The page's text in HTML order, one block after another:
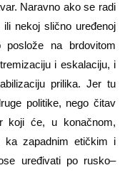
Naravno ako se radi
nekoj slično uređenoj
na brdovitom
i eskalaciju, i
prilika. Jer tu
politike, nego čitav
koji će, u konačnom,
zapadnim etičkim i
uređivati po rusko–